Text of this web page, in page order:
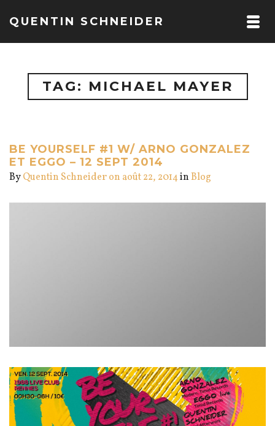
QUENTIN SCHNEIDER
TAG: MICHAEL MAYER
BE YOURSELF #1 W/ ARNO GONZALEZ
ET EGGO – 12 SEPT 2014
ByQuentin Schneideron août 22, 2014in Blog